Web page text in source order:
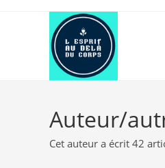
Auteur/
Cet auteur a écrit 42